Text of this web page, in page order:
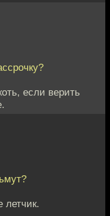
если верить
летчик.